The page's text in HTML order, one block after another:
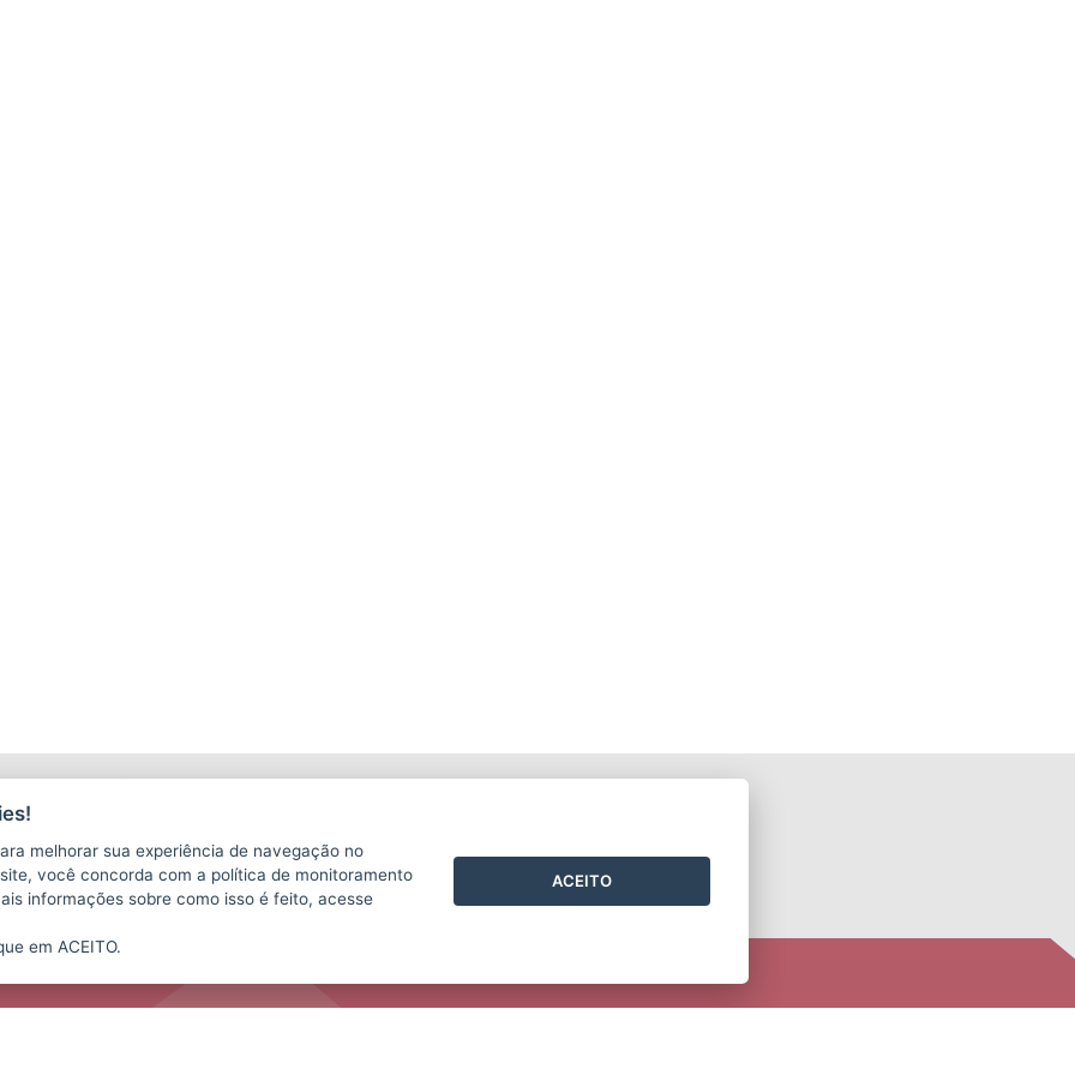
melhorar sua experiência de navegação no
você concorda com a política de monitoramento
informações sobre como isso é feito, acesse
em ACEITO.
ACEITO